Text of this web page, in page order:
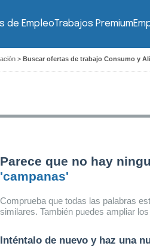
de EmpleoTrabajos Premium
> Buscar ofertas de trabajo Consumo y
Parece que no hay
'campanas'
Comprueba que todas las palabras
similares. También puedes ampliar
Inténtalo de nuevo y haz una